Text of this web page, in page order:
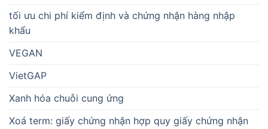
tối ưu chi phí kiểm định và chứng nhận hàng nhập
khẩu
VEGAN
VietGAP
Xanh hóa chuỗi cung ứng
Xoá term: giấy chứng nhận hợp quy giấy chứng nhận